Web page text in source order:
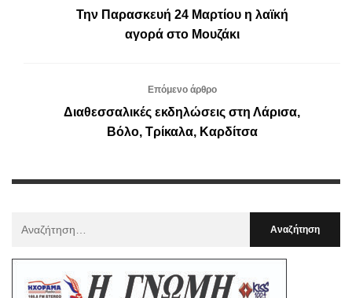
Την Παρασκευή 24 Μαρτίου η λαϊκή
αγορά στο Μουζάκι
Επόμενο άρθρο
Διαθεσσαλικές εκδηλώσεις στη Λάρισα,
Βόλο, Τρίκαλα, Καρδίτσα
: